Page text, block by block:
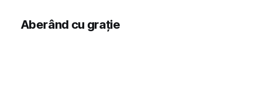
Aberând cu grație